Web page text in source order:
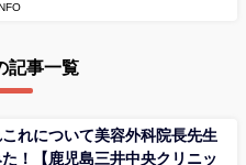
記事一覧
れについて美容外科院長先生
！【鹿児島三井中央クリニッ